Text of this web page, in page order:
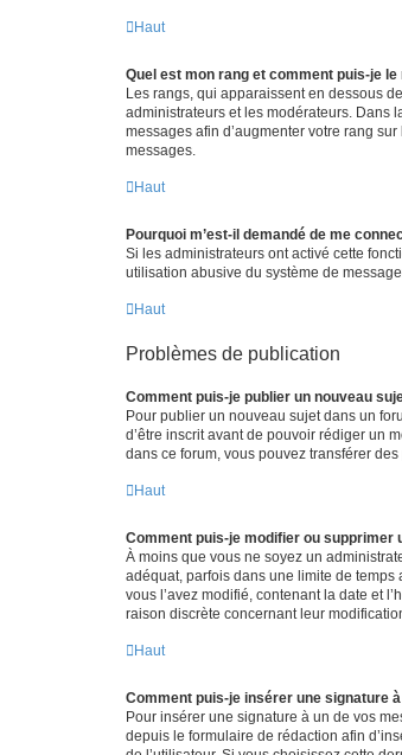
Haut
Quel est mon rang et comment puis-je le
Les rangs, qui apparaissent en dessous
administrateurs et les modérateurs. Dans
messages afin d’augmenter votre rang
messages.
Haut
Pourquoi m’est-il demandé de me
Si les administrateurs ont activé cette
utilisation abusive du système de
Haut
Problèmes de publication
Comment puis-je publier un nouveau
Pour publier un nouveau sujet dans un
d’être inscrit avant de pouvoir rédiger un
dans ce forum, vous pouvez transférer
Haut
Comment puis-je modifier ou supprimer
À moins que vous ne soyez un
adéquat, parfois dans une limite de
vous l’avez modifié, contenant la date et
raison discrète concernant leur
Haut
Comment puis-je insérer une signature
Pour insérer une signature à un de vos
depuis le formulaire de rédaction afin